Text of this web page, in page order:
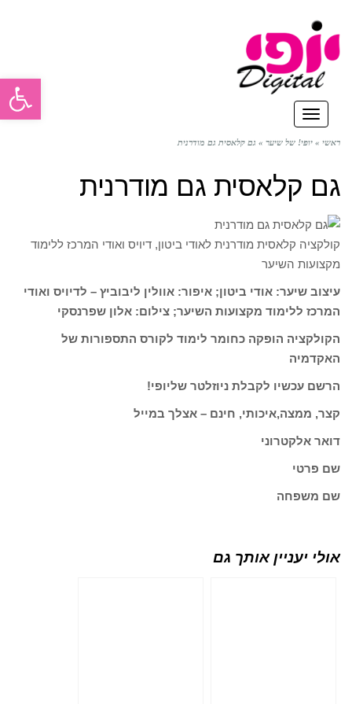
תפריט
ראשי » יופי! של שיער » גם קלאסית גם מודרנית
גם קלאסית גם מודרנית
קולקציה קלאסית מודרנית לאודי ביטון, דיויס ואודי המרכז ללימוד
מקצועות השיער
עיצוב שיער: אודי ביטון; איפור: אוולין ליבוביץ – לדיויס ואודי
המרכז ללימוד מקצועות השיער; צילום: אלון שפרנסקי
הקולקציה הופקה כחומר לימוד לקורס התספורות של
האקדמיה
הרשם עכשיו לקבלת ניוזלטר שליופי!
קצר, ממצה,איכותי, חינם – אצלך במייל
דואר אלקטרוני
שם פרטי
שם משפחה
אולי יעניין אותך גם
פתח